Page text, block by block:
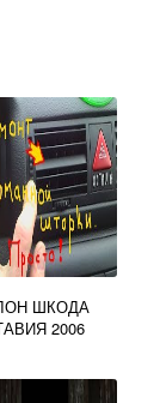
ШКОДА
2006